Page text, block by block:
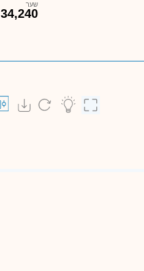
שער
34,240